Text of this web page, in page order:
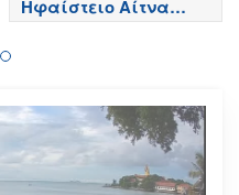
Ηφαίστειο Αίτνα
Τώρα